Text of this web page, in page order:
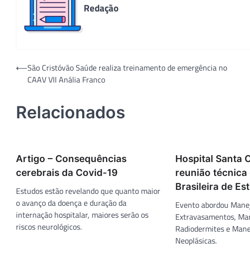
Redação
Navegação
⟵São Cristóvão Saúde realiza treinamento de emergência no
CAAV VII Anália Franco
Relacionados
Artigo – Consequências
cerebrais da Covid-19
Estudos estão revelando que quanto maior
o avanço da doença e duração da
internação hospitalar, maiores serão os
riscos neurológicos.
Hospital Santa
reunião técnica
Brasileira de
Evento abordou
Extravasamentos,
Radiodermites e
Neoplásicas.